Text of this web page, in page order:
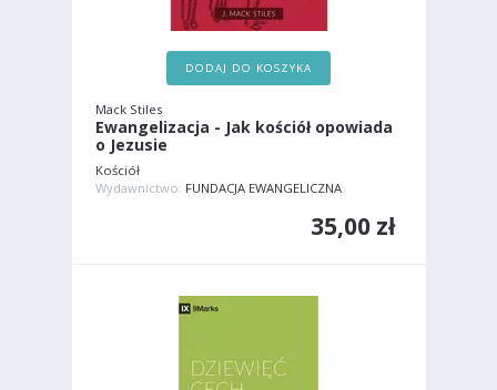
DODAJ DO KOSZYKA
Mack Stiles
Ewangelizacja - Jak kościół opowiada
o Jezusie
Kościół
Wydawnictwo: FUNDACJA EWANGELICZNA
35,00 zł